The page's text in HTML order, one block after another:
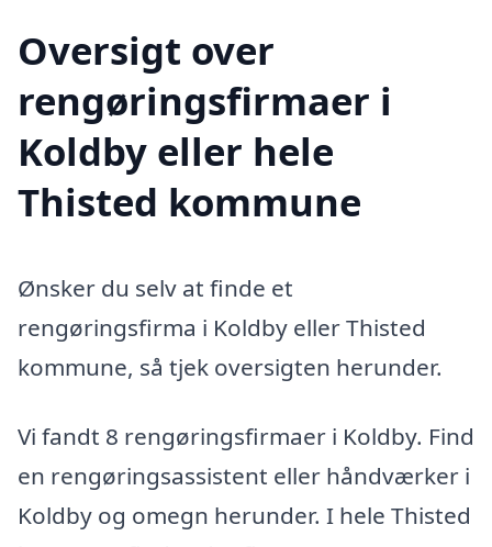
Oversigt over
rengøringsfirmaer i
Koldby eller hele
Thisted kommune
Ønsker du selv at finde et
rengøringsfirma i Koldby eller Thisted
kommune, så tjek oversigten herunder.
Vi fandt 8 rengøringsfirmaer i Koldby. Find
en rengøringsassistent eller håndværker i
Koldby og omegn herunder. I hele Thisted